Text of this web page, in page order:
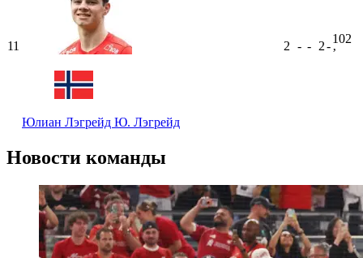
11
Юлиан Лэгрейд Ю. Лэгрейд
2 - - 2-
102
ʼ
Новости команды